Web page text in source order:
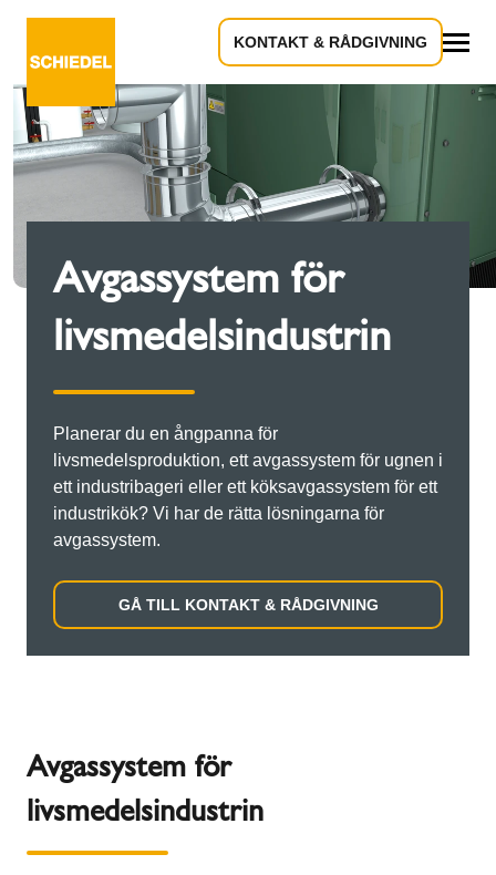
KONTAKT & RÅDGIVNING
Avgassystem för
livsmedelsindustrin
Planerar du en ångpanna för
livsmedelsproduktion, ett avgassystem för ugnen i
ett industribageri eller ett köksavgassystem för ett
industrikök? Vi har de rätta lösningarna för
avgassystem.
GÅ TILL KONTAKT & RÅDGIVNING
Avgassystem för
livsmedelsindustrin